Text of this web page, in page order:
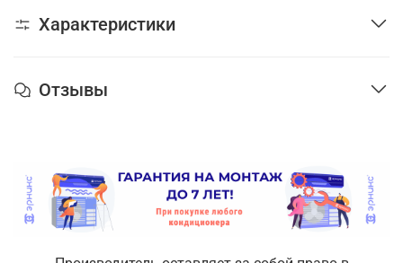
Характеристики
Отзывы